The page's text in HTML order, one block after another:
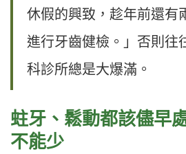
休假的興致，趁年前還有
進行牙齒健檢。」否則往
科診所總是大爆滿。
蛀牙、鬆動都該儘早
不能少